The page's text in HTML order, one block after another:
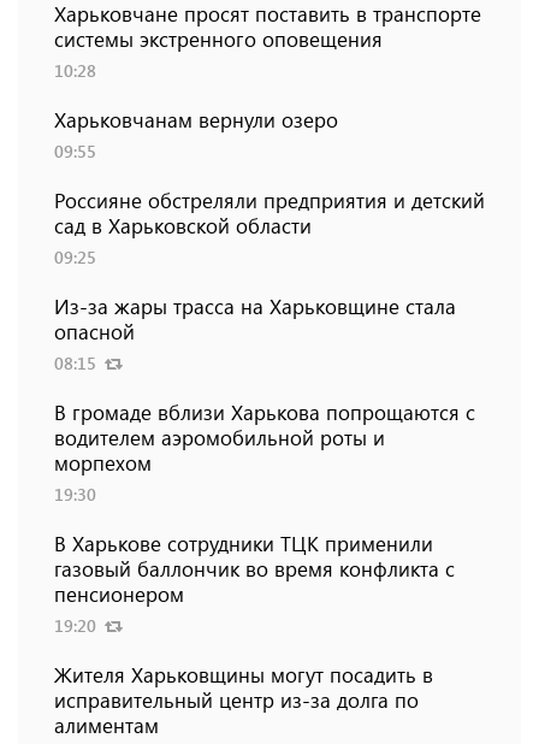
Харьковчане просят поставить в транспорте
системы экстренного оповещения
10:28
Харьковчанам вернули озеро
09:55
Россияне обстреляли предприятия и детский
сад в Харьковской области
09:25
Из-за жары трасса на Харьковщине стала
опасной
08:15
В громаде вблизи Харькова попрощаются с
водителем аэромобильной роты и
морпехом
19:30
В Харькове сотрудники ТЦК применили
газовый баллончик во время конфликта с
пенсионером
19:20
Жителя Харьковщины могут посадить в
исправительный центр из-за долга по
алиментам